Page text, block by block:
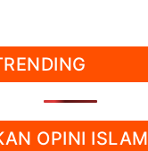
OPINI ISLAM